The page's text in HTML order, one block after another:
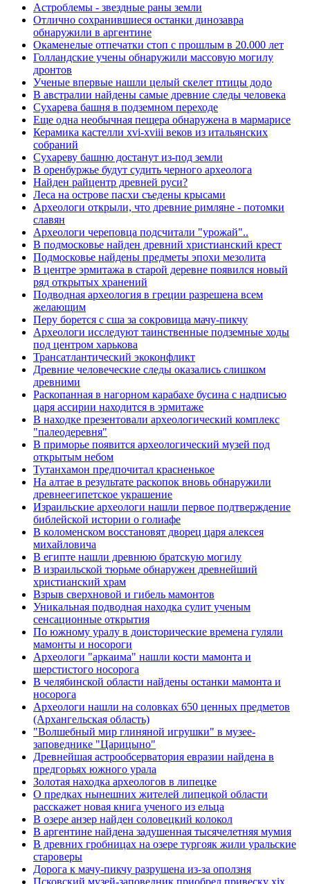
Астроблемы - звездные раны земли
Отлично сохранившиеся останки динозавра
обнаружили в аргентине
Окаменелые отпечатки стоп с прошлым в 20.000 лет
Голландские учены обнаружили массовую могилу
дронтов
Ученые впервые нашли целый скелет птицы додо
В австралии найдены самые древние следы человека
Сухарева башня в подземном переходе
Еще одна необычная пещера обнаружена в мармарисе
Керамика кастелли xvi-xviii веков из итальянских
собраний
Сухареву башню достанут из-под земли
В оренбуржье будут судить черного археолога
Найден райцентр древней руси?
Леса на острове пасхи съедены крысами
Археологи открыли, что древние римляне - потомки
славян
Археологи череповца подсчитали "урожай"..
В подмосковье найден древний христианский крест
Подмосковье найдены предметы эпохи мезолита
В центре эрмитажа в старой деревне появился новый
ряд открытых хранений
Подводная археология в греции разрешена всем
желающим
Перу борется с сша за сокровища мачу-пикчу
Археологи исследуют таинственные подземные ходы
под центром харькова
Трансатлантический экоконфликт
Древние человеческие следы оказались слишком
древними
Раскопанная в нагорном карабахе бусина с надписью
царя ассирии находится в эрмитаже
В находке презентовали археологический комплекс
"палеодеревня"
В приморье появится археологический музей под
открытым небом
Тутанхамон предпочитал красненькое
На алтае в результате раскопок вновь обнаружили
древнеегипетское украшение
Израильские археологи нашли первое подтверждение
библейской истории о голиафе
В коломенском восстановят дворец царя алексея
михайловича
В египте нашли древнюю братскую могилу
В израильской тюрьме обнаружен древнейший
христианский храм
Взрыв сверхновой и гибель мамонтов
Уникальная подводная находка сулит ученым
сенсационные открытия
По южному уралу в доисторические времена гуляли
мамонты и носороги
Археологи "аркаима" нашли кости мамонта и
шерстистого носорога
В челябинской области найдены останки мамонта и
носорога
Археологи нашли на соловках 650 ценных предметов
(Архангельская область)
"Волшебный мир глиняной игрушки" в музее-
заповеднике "Царицыно"
Древнейшая астрообсерватория евразии найдена в
предгорьях южного урала
Золотая находка археологов в липецке
О предках нынешних жителей липецкой области
расскажет новая книга ученого из ельца
В озере анзер найден соловецкий колокол
В аргентине найдена задушенная тысячелетняя мумия
В древних гробницах на озере тургояк жили уральские
староверы
Дорога к мачу-пикчу разрушена из-за оползня
Псковский музей-заповедник приобрел привеску xix